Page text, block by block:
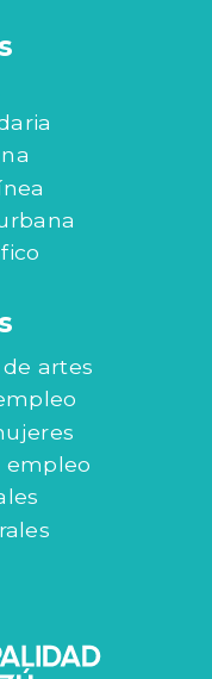
artes
empleo